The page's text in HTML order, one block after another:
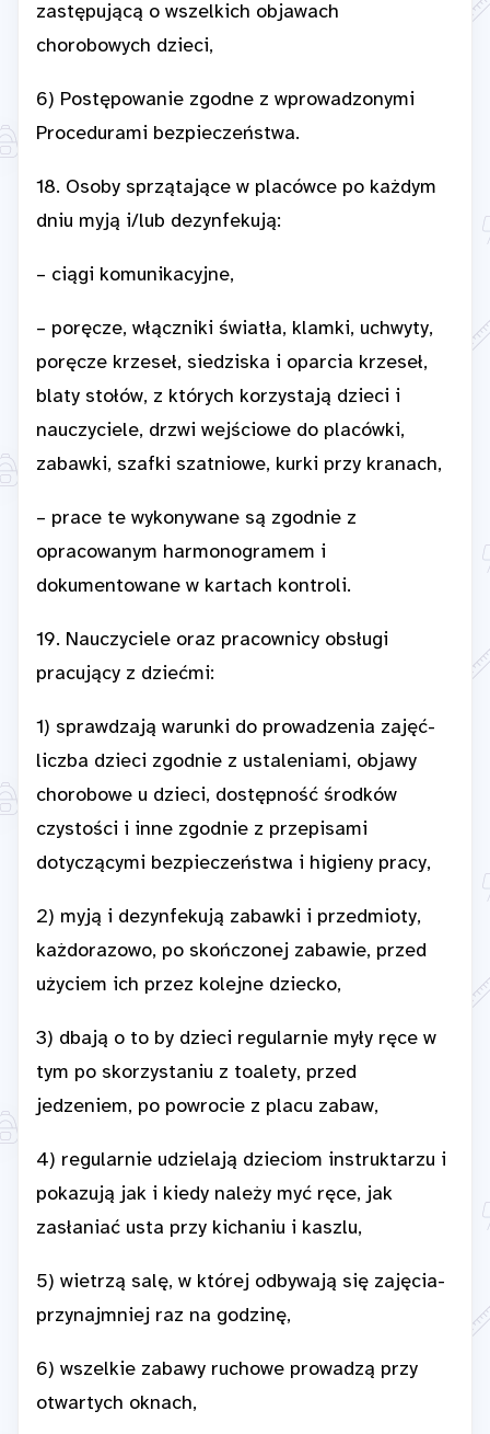
zastępującą o wszelkich objawach
chorobowych dzieci,
6) Postępowanie zgodne z wprowadzonymi
Procedurami bezpieczeństwa.
18. Osoby sprzątające w placówce po każdym
dniu myją i/lub dezynfekują:
– ciągi komunikacyjne,
– poręcze, włączniki światła, klamki, uchwyty,
poręcze krzeseł, siedziska i oparcia krzeseł,
blaty stołów, z których korzystają dzieci i
nauczyciele, drzwi wejściowe do placówki,
zabawki, szafki szatniowe, kurki przy kranach,
– prace te wykonywane są zgodnie z
opracowanym harmonogramem i
dokumentowane w kartach kontroli.
19. Nauczyciele oraz pracownicy obsługi
pracujący z dziećmi:
1) sprawdzają warunki do prowadzenia zajęć-
liczba dzieci zgodnie z ustaleniami, objawy
chorobowe u dzieci, dostępność środków
czystości i inne zgodnie z przepisami
dotyczącymi bezpieczeństwa i higieny pracy,
2) myją i dezynfekują zabawki i przedmioty,
każdorazowo, po skończonej zabawie, przed
użyciem ich przez kolejne dziecko,
3) dbają o to by dzieci regularnie myły ręce w
tym po skorzystaniu z toalety, przed
jedzeniem, po powrocie z placu zabaw,
4) regularnie udzielają dzieciom instruktarzu i
pokazują jak i kiedy należy myć ręce, jak
zasłaniać usta przy kichaniu i kaszlu,
5) wietrzą salę, w której odbywają się zajęcia-
przynajmniej raz na godzinę,
6) wszelkie zabawy ruchowe prowadzą przy
otwartych oknach,